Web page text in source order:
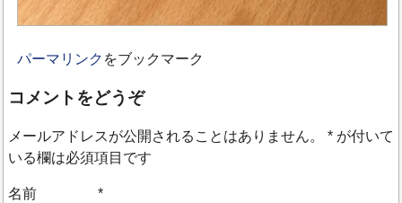
パーマリンク をブックマーク
コメントをどうぞ
メールアドレスが公開されることはありません。* が付いて
いる欄は必須項目です
名前 *